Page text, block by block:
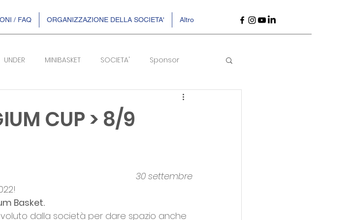
/ FAQ ORGANIZZAZIONE DELLA SOCIETA' Altro
UNDER MINIBASKET SOCIETA' Sponsor
CUP > 8/9
30 settembre
Basket.
dalla società per dare spazio anche